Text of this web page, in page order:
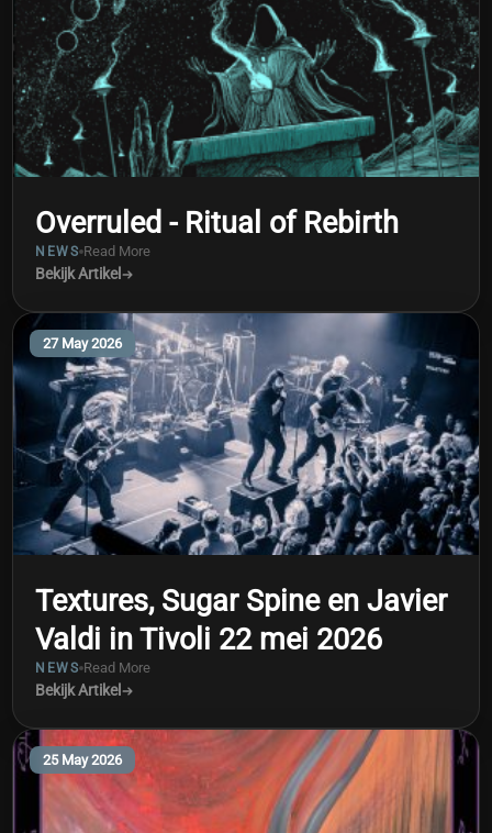
Overruled - Ritual of Rebirth
NEWS Read More
Bekijk Artikel
27 May 2026
Textures, Sugar Spine en Javier
Valdi in Tivoli 22 mei 2026
NEWS Read More
Bekijk Artikel
25 May 2026